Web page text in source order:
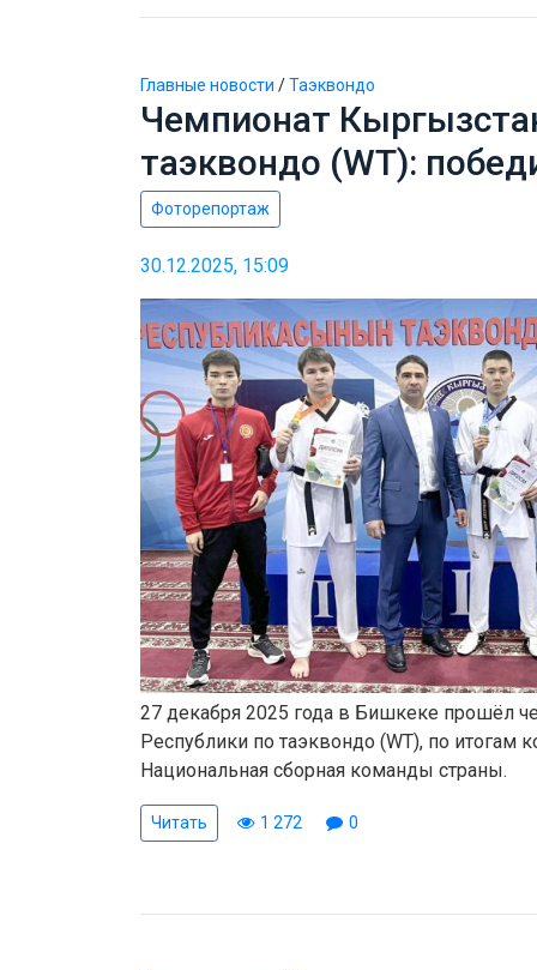
Главные новости /Таэквондо
Чемпионат
таэквондо (WT):
Фоторепортаж
30.12.2025, 15:09
27 декабря 2025 года в Бишкеке прошёл
Республики по таэквондо (WT), по итогам
Национальная сборная команды страны.
Читать 1 272 0